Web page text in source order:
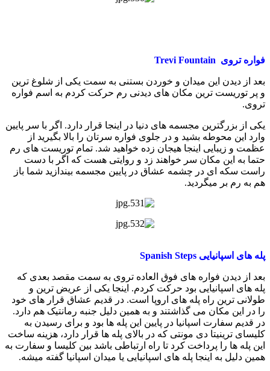
فواره تروی Trevi Fountain
بعد از دیدن این میدان و خوردن بستنی به سمت یکی از شلوغ ترین
و پر توریست ترین مکان های دیدنی رم حرکت کردم به اسم فواره
تروی.
یکی از بزرگترین مجسمه های دنیا در اینجا قرار دارد. اگر با سر پایین
وارد این محوطه بشید و در جلوی فواره سرتان را بالا بگیرید از
عظمت و زیبایی اینجا هیجان زده خواهید شد. تمام توریست های رم
حتما به این مکان سر خواهند زد و روایتی هست که اگر با دست
راست سکه ای در چشمه عشاق در پایین مجسمه بیندازید شما باز
هم به رم بر میگردید.
پله های اسپانیایی Spanish Steps
بعد از دیدن فواره های فوق العاده تروی به سمت مقصد بعدی که
پله های اسپانیایی بود حرکت کردم. اینجا یکی از عریض ترین و
طولانی ترین راه پله های اروپا است. در قدیم عشاق قرار های خود
را در این مکان می گذاشتند و به همین دلیل جنبه رمانتیک هم دارد.
در قدیم سفارت اسپانیا در پایین این پله ها بود و برای رسیدن به
کلیسای ترینیتا دی مونتی که در بالای پله ها قرار دارد، هزینه ساخت
این پله ها را پرداخت کرد تا راه ارتباطی باشد بین کلیسا و سفارت به
همین دلیل به اینجا پله های اسپانیایی یا میدان اسپانیا گفته میشه.